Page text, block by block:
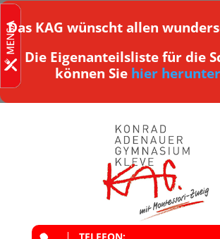
Das KAG wünscht allen
Die Eigenanteilsliste für die
können Sie hier
TELEFON: